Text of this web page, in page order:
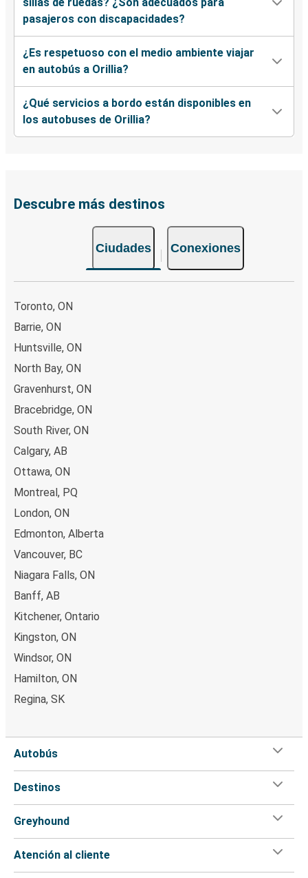
pasajeros con discapacidades?
¿Es respetuoso con el medio ambiente viajar
en autobús a Orillia?
¿Qué servicios a bordo están disponibles en
los autobuses de Orillia?
Descubre más destinos
Ciudades Conexiones
Toronto, ON
Barrie, ON
Huntsville, ON
North Bay, ON
Gravenhurst, ON
Bracebridge, ON
South River, ON
Calgary, AB
Ottawa, ON
Montreal, PQ
London, ON
Edmonton, Alberta
Vancouver, BC
Niagara Falls, ON
Banff, AB
Kitchener, Ontario
Kingston, ON
Windsor, ON
Hamilton, ON
Regina, SK
Autobús
Destinos
Greyhound
Atención al cliente